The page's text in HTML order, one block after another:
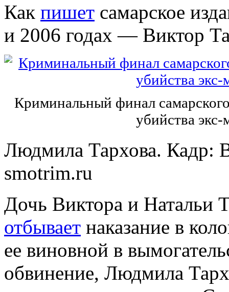
Как пишет самарское
и 2006 годах — Виктор
Криминальный финал
убийства
Людмила Тархова. Кадр:
smotrim.ru
Дочь Виктора и Натальи
отбывает наказание в
ее виновной в
обвинение, Людмила